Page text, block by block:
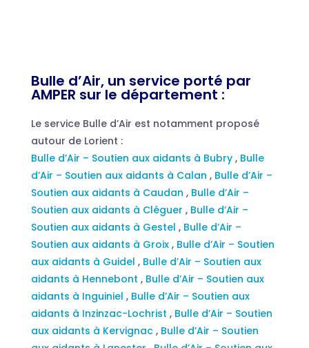
Bulle d’Air, un service porté par
AMPER sur le département :
Le service Bulle d’Air est notamment proposé
autour de Lorient :
Bulle d’Air – Soutien aux aidants à Bubry , Bulle
d’Air – Soutien aux aidants à Calan , Bulle d’Air –
Soutien aux aidants à Caudan , Bulle d’Air –
Soutien aux aidants à Cléguer , Bulle d’Air –
Soutien aux aidants à Gestel , Bulle d’Air –
Soutien aux aidants à Groix , Bulle d’Air – Soutien
aux aidants à Guidel , Bulle d’Air – Soutien aux
aidants à Hennebont , Bulle d’Air – Soutien aux
aidants à Inguiniel , Bulle d’Air – Soutien aux
aidants à Inzinzac-Lochrist , Bulle d’Air – Soutien
aux aidants à Kervignac , Bulle d’Air – Soutien